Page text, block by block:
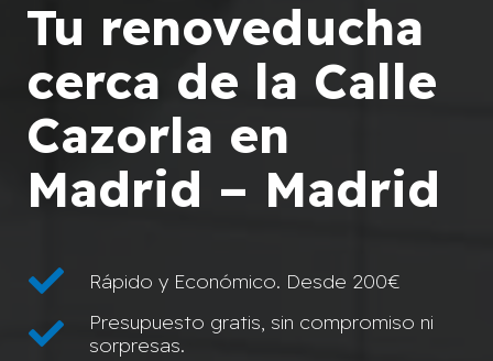
Tu renoveducha
cerca de la Calle
Cazorla en
Madrid – Madrid
Rápido y Económico. Desde 200€
Presupuesto gratis, sin compromiso ni
sorpresas.